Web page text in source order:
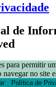
de
para permitir
no site
Política de